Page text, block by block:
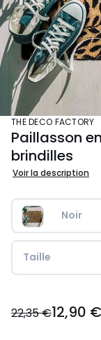
THE DECO FACTORY
Paillasson
brindilles
Voir la description
Noir
Taille
€
22,35 €12,90 €